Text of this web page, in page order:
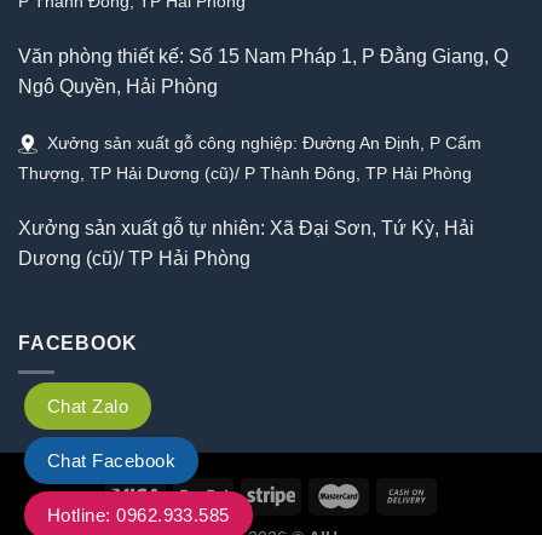
Văn phòng thiết kế: Số 15 Nam Pháp 1, P Đằng Giang, Q
Ngô Quyền, Hải Phòng
Xưởng sản xuất gỗ công nghiệp: Đường An Định, P Cẩm
Thượng, TP Hải Dương (cũ)/ P Thành Đông, TP Hải Phòng
Xưởng sản xuất gỗ tự nhiên: Xã Đại Sơn, Tứ Kỳ, Hải
Dương (cũ)/ TP Hải Phòng
FACEBOOK
Chat Zalo
Chat Facebook
Hotline: 0962.933.585